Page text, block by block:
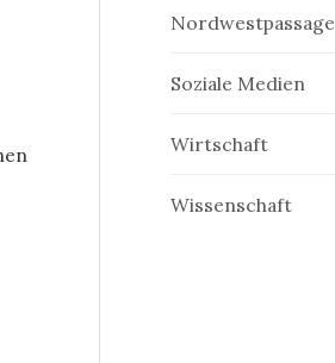
Nordwestpassage
Soziale Medien
Wirtschaft
Wissenschaft